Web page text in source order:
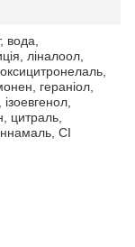
вода,
ліналоол,
гераніол,
цитраль,
CI